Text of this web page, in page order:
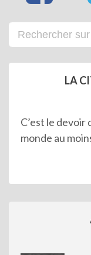
LA
C’est le devoir
monde au